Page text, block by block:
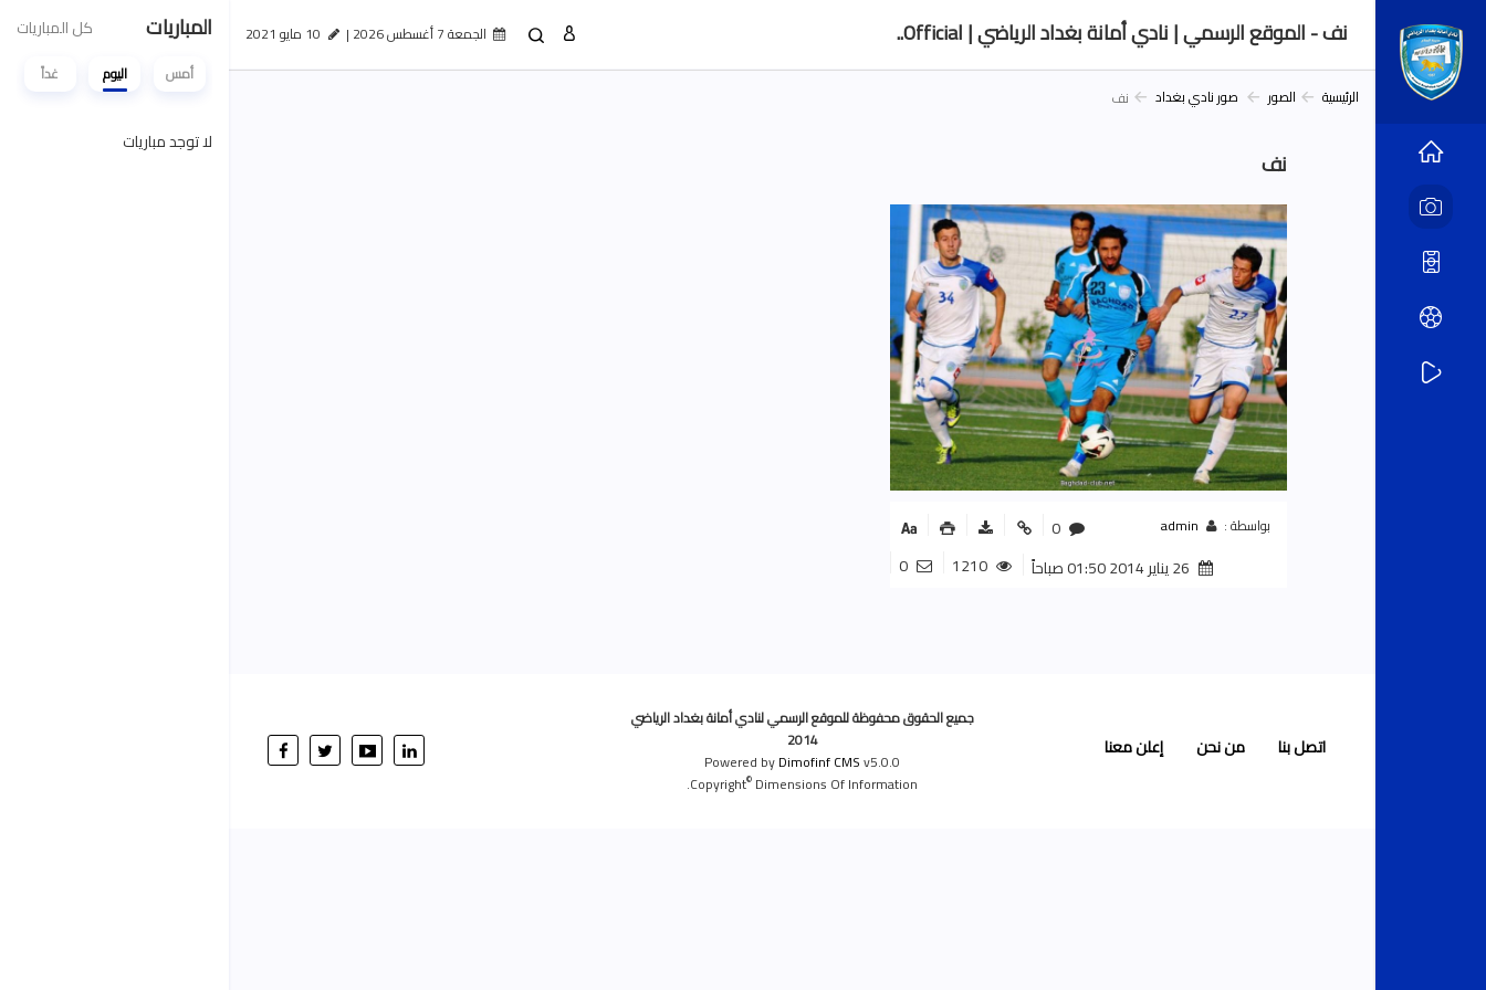
نف - الموقع الرسمي | نادي أمانة بغداد الرياضي | Official.. الجمعة 7 أغسطس 2026 |
الرئيسية الصور صور نادي بغداد نف
نف
بواسطة : admin
0
المباريات كل المباريات
أمس اليوم غداً
لا توجد مباريات
اتصل بنا من نحن إعلن معنا
جميع الحقوق محفوظة للموقع الرسمي لنادي أمانة بغداد الرياضي
2014
Powered byDimofinf CMSv5.0.0
Copyright© Dimensions Of Information.